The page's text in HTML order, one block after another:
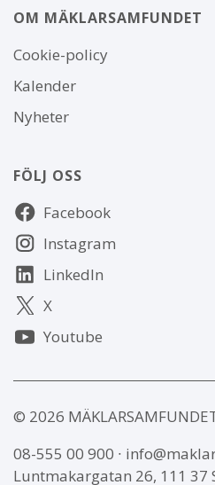
OM MÄKLARSAMFUNDET
Om
webbplatsen
Cookie-policy
Kalender
Nyheter
FÖLJ OSS
Följ
oss Facebook
Instagram
LinkedIn
X
Youtube
© 2026
08-555 00 900 ∙
Luntmakargatan 26, 111 37